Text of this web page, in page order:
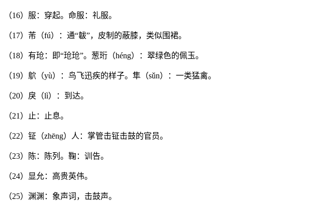
（16）服：穿起。命服：礼服。
（17）芾（fú）：通“韍”，皮制的蔽膝，类似围裙。
（18）有玱：即“玱玱”。葱珩（héng）：翠绿色的佩玉。
（19）鴥（yù）：鸟飞迅疾的样子。隼（sǔn）：一类猛禽。
（20）戾（lì）：到达。
（21）止：止息。
（22）钲（zhēng）人：掌管击钲击鼓的官员。
（23）陈：陈列。鞠：训告。
（24）显允：高贵英伟。
（25）渊渊：象声词，击鼓声。